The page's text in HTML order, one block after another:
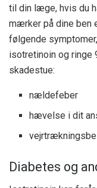
til din læge, hvis du
mærker på dine ben
følgende
isotretinoin og ringe
skadestue:
nældefeber
hævelse i dit
Diabetes og